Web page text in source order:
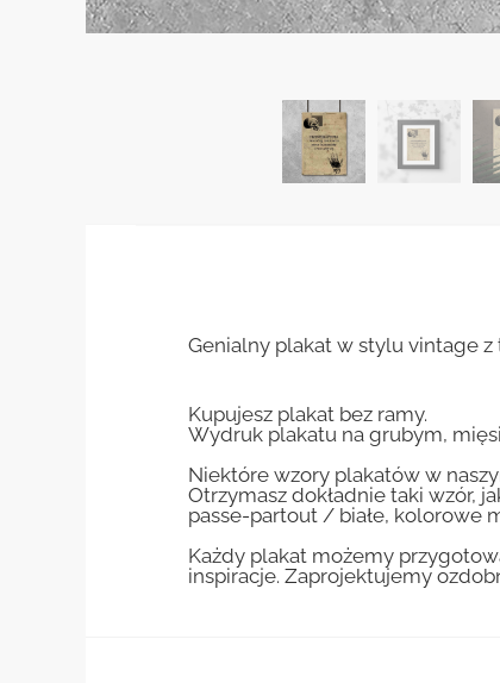
Genialny plakat w stylu vintage
Kupujesz plakat bez ramy.
Wydruk plakatu na grubym,
Niektóre wzory plakatów w
Otrzymasz dokładnie taki wzór,
passe-partout / białe, kolorowe
Każdy plakat możemy
inspiracje. Zaprojektujemy